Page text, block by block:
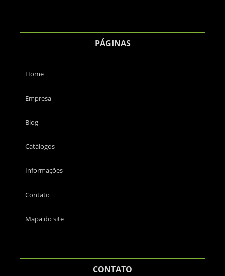
PÁGINAS
Home
Empresa
Blog
Catálogos
Informações
Contato
Mapa do site
CONTATO